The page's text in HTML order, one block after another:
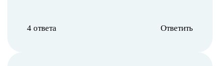
4 ответа Ответить